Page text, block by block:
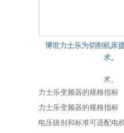
博世力士乐为切削机床
术。
力士乐变频器的规格指标
力士乐变频器的规格指
电压级别和标准可适配电